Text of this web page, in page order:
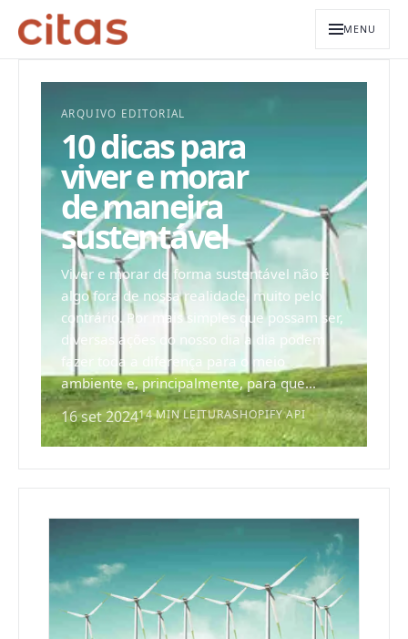
MENU
ARQUIVO EDITORIAL
10 dicas para
viver e morar
de maneira
sustentável
Viver e morar de forma sustentável não é
algo fora de nossa realidade, muito pelo
contrário. Por mais simples que possam ser,
diversas ações do nosso dia a dia podem
fazer toda a diferença para o meio
ambiente e, principalmente, para que...
16 set 202414 MIN LEITURASHOPIFY API